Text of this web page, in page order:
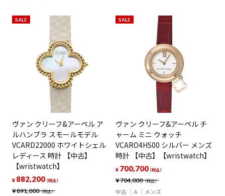
SALE
ヴァン クリーフ&アーペル ア
ルハンブラ スモールモデル
VCARD22000 ホワイトシェル
レディース 時計 【中古】
【wristwatch】
¥891,000（税込）
¥ 882,200（税込）
SALE
ヴァン クリーフ&アーペル チ
ャーム ミニ ウォッチ
VCARO4HS00 シルバー メンズ
時計 【中古】【wristwatch】
¥704,000（税込）
¥ 700,700（税込）
中古 A メンズ